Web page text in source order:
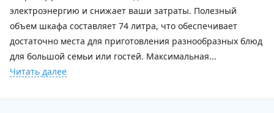
электроэнергию и снижает ваши затраты. Полезный
объем шкафа составляет 74 литра, что обеспечивает
достаточно места для приготовления разнообразных блюд
для большой семьи или гостей. Максимальная...
Читать далее